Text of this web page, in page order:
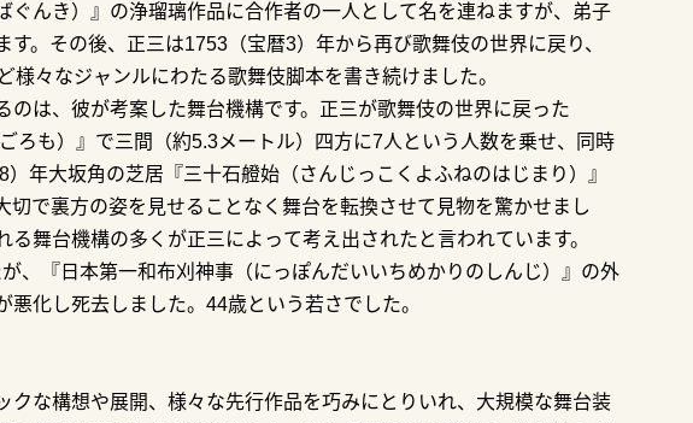
んき）』の浄瑠璃作品に合作者の一人として名を連ねますが、弟子
。その後、正三は1753（宝暦3）年から再び歌舞伎の世界に戻り、
々なジャンルにわたる歌舞伎脚本を書き続けました。
は、彼が考案した舞台機構です。正三が歌舞伎の世界に戻った
ろも）』で三間（約5.3メートル）四方に7人という人数を乗せ、同時
年大坂角の芝居『三十石艠始（さんじっこくよふねのはじまり）』
で裏方の姿を見せることなく舞台を転換させて見物を驚かせまし
舞台機構の多くが正三によって考え出されたと言われています。
、『日本第一和布刈神事（にっぽんだいいちめかりのしんじ）』の外
化し死去しました。44歳という若さでした。
な構想や展開、様々な先行作品を巧みにとりいれ、大規模な舞台装